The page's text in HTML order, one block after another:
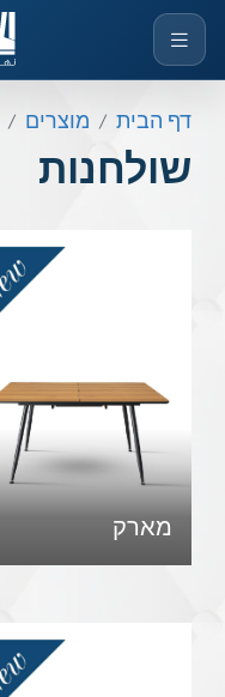
דף הבית מוצרים
שולחנות
מארק